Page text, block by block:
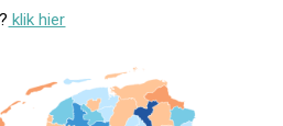
klik hier